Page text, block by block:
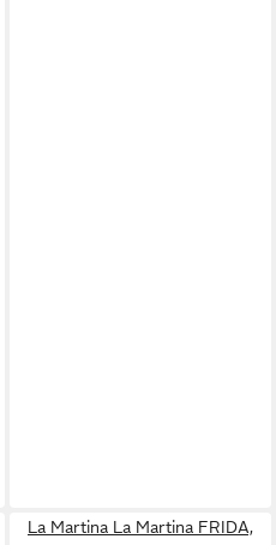
La Martina La Martina FRIDA,